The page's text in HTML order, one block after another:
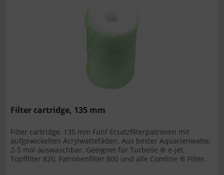
Filter cartridge, 135 mm
Filter cartridge, 135 mm Fünf Ersatzfilterpatronen mit
aufgewickelten Acrylwattefäden. Aus bester Aquarienwatte,
2-5 mal auswaschbar. Geeignet für Turbelle ® e-jet,
Topffilter 820, Patronenfilter 800 und alle Comline ® Filter.